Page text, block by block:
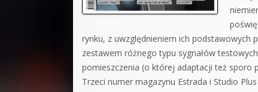
rynku, z uwzględnieniem ich podstawowych
zestawem różnego typu sygnałów
pomieszczenia (o której adaptacji też sporo
Trzeci numer magazynu Estrada i Studio